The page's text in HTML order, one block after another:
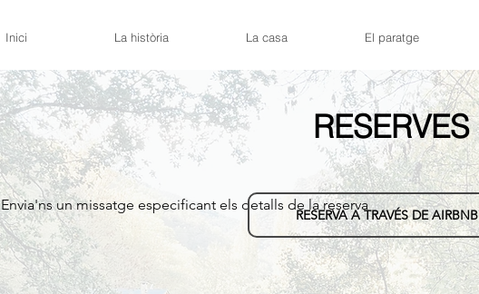
Inici La història La casa El paratge
RESERVES
Envia'ns un missatge especificant els detalls de la reserva
RESERVA A TRAVÉS DE AIRBNB